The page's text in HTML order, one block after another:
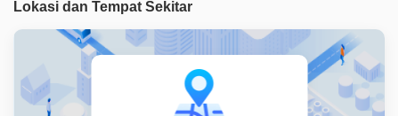
Lokasi dan Tempat Sekitar